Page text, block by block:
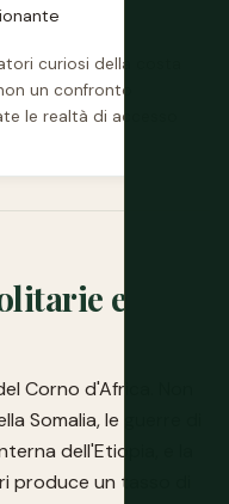
curiosi della costa
un confronto
le realtà di accesso
e
Corno d'Africa. Non
Somalia, le guerre di
dell'Etiopia, e la
produce un tasso di